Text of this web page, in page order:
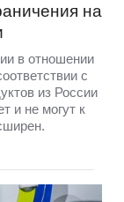
на
в отношении
с
из России
и не могут к